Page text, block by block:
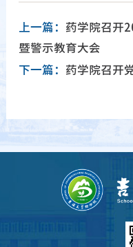
上一篇： 药学院召开
暨警示教育大会
下一篇： 药学院召开